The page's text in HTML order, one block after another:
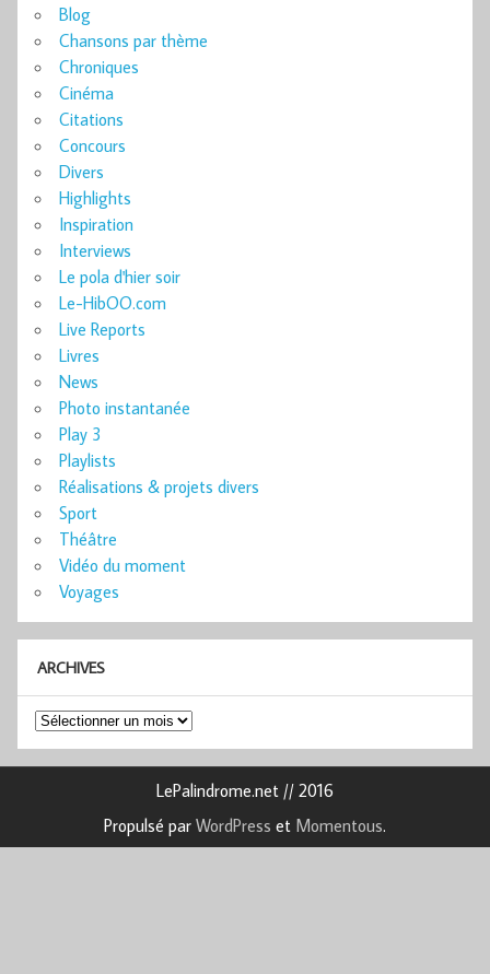
Blog
Chansons par thème
Chroniques
Cinéma
Citations
Concours
Divers
Highlights
Inspiration
Interviews
Le pola d'hier soir
Le-HibOO.com
Live Reports
Livres
News
Photo instantanée
Play 3
Playlists
Réalisations & projets divers
Sport
Théâtre
Vidéo du moment
Voyages
ARCHIVES
Archives
LePalindrome.net // 2016
Propulsé par WordPress et Momentous.